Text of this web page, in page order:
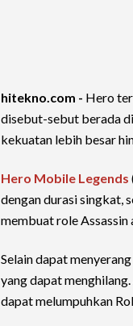
hitekno.com - Hero
disebut-sebut berada
kekuatan lebih besar
Hero Mobile Legends
dengan durasi singkat,
membuat role
Selain dapat
yang dapat
dapat melumpuhkan